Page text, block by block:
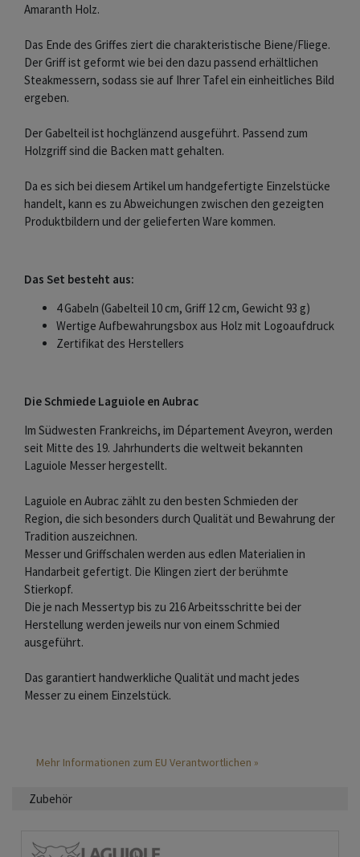
Amaranth Holz.
Das Ende des Griffes ziert die charakteristische Biene/Fliege.
Der Griff ist geformt wie bei den dazu passend erhältlichen
Steakmessern, sodass sie auf Ihrer Tafel ein einheitliches Bild
ergeben.
Der Gabelteil ist hochglänzend ausgeführt. Passend zum
Holzgriff sind die Backen matt gehalten.
Da es sich bei diesem Artikel um handgefertigte Einzelstücke
handelt, kann es zu Abweichungen zwischen den gezeigten
Produktbildern und der gelieferten Ware kommen.
Das Set besteht aus:
4 Gabeln (Gabelteil 10 cm, Griff 12 cm, Gewicht 93 g)
Wertige Aufbewahrungsbox aus Holz mit Logoaufdruck
Zertifikat des Herstellers
Die Schmiede Laguiole en Aubrac
Im Südwesten Frankreichs, im Département Aveyron, werden
seit Mitte des 19. Jahrhunderts die weltweit bekannten
Laguiole Messer hergestellt.
Laguiole en Aubrac zählt zu den besten Schmieden der
Region, die sich besonders durch Qualität und Bewahrung der
Tradition auszeichnen.
Messer und Griffschalen werden aus edlen Materialien in
Handarbeit gefertigt. Die Klingen ziert der berühmte
Stierkopf.
Die je nach Messertyp bis zu 216 Arbeitsschritte bei der
Herstellung werden jeweils nur von einem Schmied
ausgeführt.
Das garantiert handwerkliche Qualität und macht jedes
Messer zu einem Einzelstück.
Mehr Informationen zum EU Verantwortlichen »
Zubehör